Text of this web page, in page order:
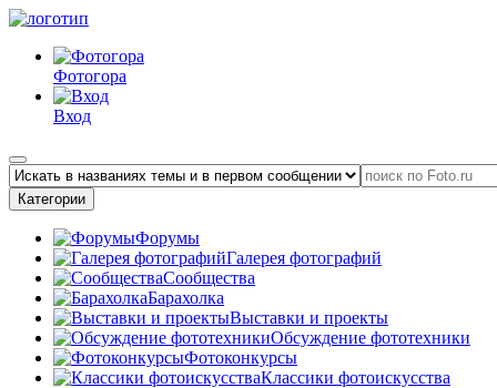
Фотогора
Вход
Категории
Форумы
Галерея фотографий
Сообщества
Барахолка
Выставки и проекты
Обсуждение фототехники
Фотоконкурсы
Классики фотоискусства